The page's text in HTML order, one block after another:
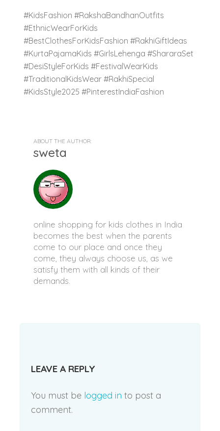
#KidsFashion #RakshaBandhanOutfits
#EthnicWearForKids
#BestClothesForKidsFashion #RakhiGiftIdeas
#KurtaPajamaKids #GirlsLehenga #ShararaSet
#DesiStyleForKids #FestivalWearKids
#TraditionalKidsWear #RakhiSpecial
#KidsStyle2025 #PinterestIndiaFashion
ABOUT THE AUTHOR:
sweta
online shopping for kids clothes in India
becomes the best when the parents
come to our place and once they
come, they always choose us, as we
satisfy them with all kinds of their
demands.
LEAVE A REPLY
You must be logged in to post a
comment.